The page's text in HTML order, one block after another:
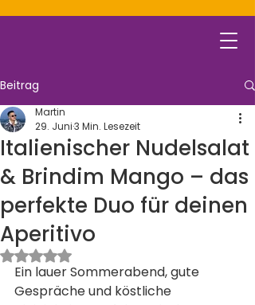
Beitrag
Italienischer Nudelsalat
& Brindim Mango – das
perfekte Duo für deinen
Aperitivo
Martin
29. Juni3 Min. Lesezeit
Mit NaN von 5 Sternen bewertet.
Ein lauer Sommerabend, gute
Gespräche und köstliche